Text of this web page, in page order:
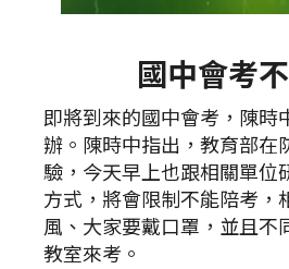
國中會考
即將到來的國中會考，陳時
辦。陳時中指出，教育部在
驗，今天早上也跟相關單位
方式，將會限制不能陪考，
風、大家要戴口罩，並且不
教室來考。